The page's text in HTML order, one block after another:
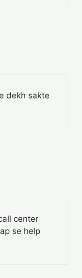
dekh sakte
center
se help